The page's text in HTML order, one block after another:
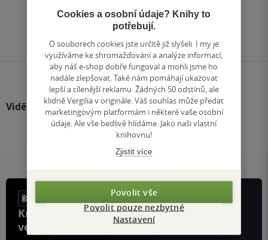
1
Přejít
na
stránku
/ 1
Viděli jste
Knihy, recenze a klubové výhody
ve vaší kapse a naší appce KDčko
Cookies a osobní údaje? Knihy to
potřebují.
O souborech cookies jste určitě již slyšeli. I my je
využíváme ke shromažďování a analýze informací,
aby náš e-shop dobře fungoval a mohli jsme ho
nadále zlepšovat. Také nám pomáhají ukazovat
lepší a cílenější reklamu. Žádných 50 odstínů, ale
klidně Vergilia v originále. Váš souhlas může předat
marketingovým platformám i některé vaše osobní
údaje. Ale vše bedlivě hlídáme. Jako naši vlastní
knihovnu!
Zjistit více
Povolit vše
Povolit pouze nezbytné
Nastavení